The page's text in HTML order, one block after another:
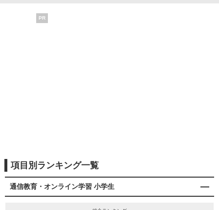
PR
項目別ランキング一覧
通信教育・オンライン学習 小学生